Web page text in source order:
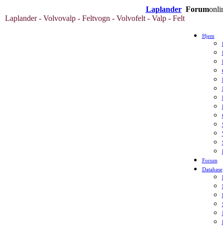
Laplander Forum
Laplander - Volvovalp - Feltvogn - Volvofelt - Valp - Felt
Hjem
Forum
Database